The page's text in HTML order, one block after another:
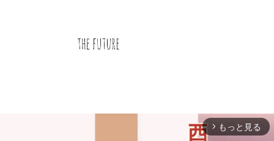
arrow_forward_ios もっと見る